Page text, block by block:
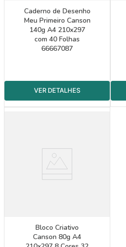
Caderno de Desenho
Meu Primeiro Canson
140g A4 210x297
com 40 Folhas
66667087
Bloco Criativo
Canson 80g A4